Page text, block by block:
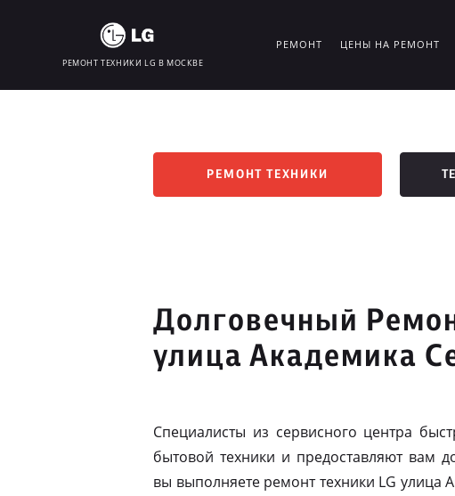
РЕМОНТ ТЕХНИКИ LG В МОСКВЕ
РЕМОНТ ЦЕНЫ НА РЕМОНТ
РЕМОНТ ТЕХНИКИ
Долговечный
улица Академика
Специалисты из сервисного центра
бытовой техники и предоставляют вам
вы выполняете ремонт техники LG улица